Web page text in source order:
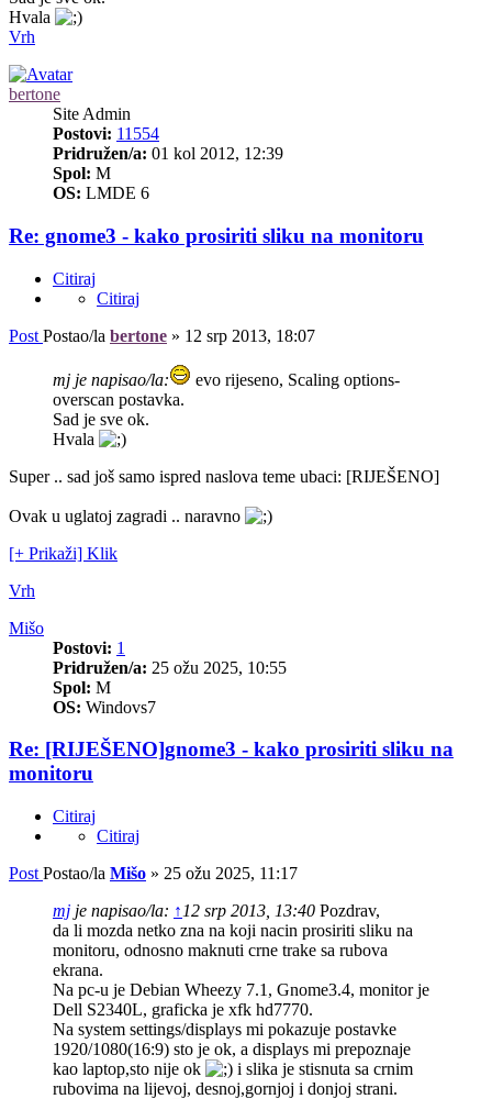
Hvala
Vrh
bertone
Site Admin
Postovi: 11554
Pridružen/a: 01 kol 2012, 12:39
Spol: M
OS: LMDE 6
Re: gnome3 - kako prosiriti sliku na monitoru
Citiraj
Citiraj
Post Postao/la bertone » 12 srp 2013, 18:07
mj je napisao/la:
evo rijeseno, Scaling options-
overscan postavka.
Sad je sve ok.
Hvala
Super .. sad još samo ispred naslova teme ubaci: [RIJEŠENO]
Ovak u uglatoj zagradi .. naravno
[+ Prikaži] Klik
Vrh
Mišo
Postovi: 1
Pridružen/a: 25 ožu 2025, 10:55
Spol: M
OS: Windovs7
Re: [RIJEŠENO]gnome3 - kako prosiriti sliku na
monitoru
Citiraj
Citiraj
Post Postao/la Mišo » 25 ožu 2025, 11:17
mj je napisao/la: ↑ 12 srp 2013, 13:40 Pozdrav,
da li mozda netko zna na koji nacin prosiriti sliku na
monitoru, odnosno maknuti crne trake sa rubova
ekrana.
Na pc-u je Debian Wheezy 7.1, Gnome3.4, monitor je
Dell S2340L, graficka je xfk hd7770.
Na system settings/displays mi pokazuje postavke
1920/1080(16:9) sto je ok, a displays mi prepoznaje
kao laptop,sto nije ok
i slika je stisnuta sa crnim
rubovima na lijevoj, desnoj,gornjoj i donjoj strani.